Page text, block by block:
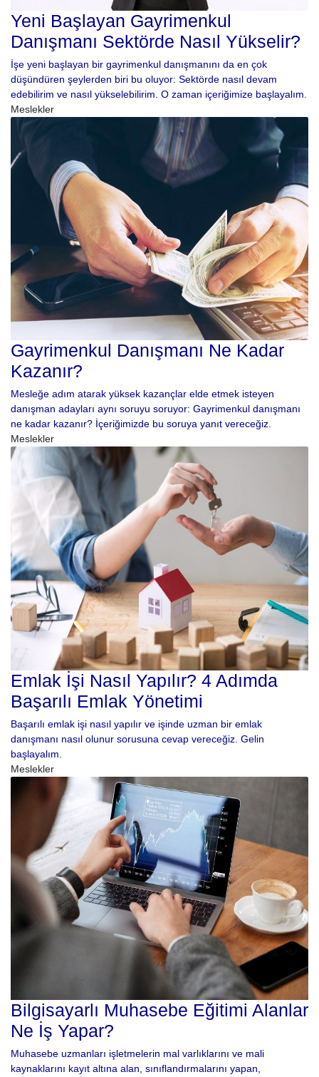
Yeni Başlayan Gayrimenkul
Danışmanı Sektörde Nasıl Yükselir?
İşe yeni başlayan bir gayrimenkul danışmanını da en çok
düşündüren şeylerden biri bu oluyor: Sektörde nasıl devam
edebilirim ve nasıl yükselebilirim. O zaman içeriğimize başlayalım.
Meslekler
Gayrimenkul Danışmanı Ne Kadar
Kazanır?
Mesleğe adım atarak yüksek kazançlar elde etmek isteyen
danışman adayları aynı soruyu soruyor: Gayrimenkul danışmanı
ne kadar kazanır? İçeriğimizde bu soruya yanıt vereceğiz.
Meslekler
Emlak İşi Nasıl Yapılır? 4 Adımda
Başarılı Emlak Yönetimi
Başarılı emlak işi nasıl yapılır ve işinde uzman bir emlak
danışmanı nasıl olunur sorusuna cevap vereceğiz. Gelin
başlayalım.
Meslekler
Bilgisayarlı Muhasebe Eğitimi Alanlar
Ne İş Yapar?
Muhasebe uzmanları işletmelerin mal varlıklarını ve mali
kaynaklarını kayıt altına alan, sınıflandırmalarını yapan,